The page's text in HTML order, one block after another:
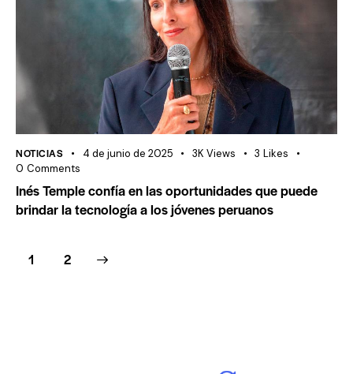
NOTICIAS 4 de junio de 2025 3K Views 3 Likes
0 Comments
Inés Temple confía en las oportunidades que puede
brindar la tecnología a los jóvenes peruanos
1 2